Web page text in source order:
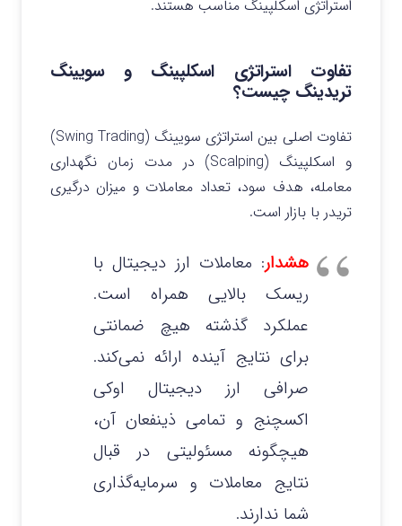
استراتژی اسکلپینگ مناسب‌ هستند.
تفاوت استراتژی اسکلپینگ و سویینگ
تریدینگ چیست؟
تفاوت اصلی بین استراتژی سویینگ (Swing Trading)
و اسکلپینگ (Scalping) در مدت زمان نگهداری
معامله، هدف سود، تعداد معاملات و میزان درگیری
تریدر با بازار است.
هشدار: معاملات ارز دیجیتال با
ریسک بالایی همراه است.
عملکرد گذشته هیچ ضمانتی
برای نتایج آینده ارائه نمی‌کند.
صرافی ارز دیجیتال اوکی
اکسچنج و تمامی ذینفعان آن،
هیچگونه مسئولیتی در قبال
نتایج معاملات و سرمایه‌گذاری
شما ندارند.